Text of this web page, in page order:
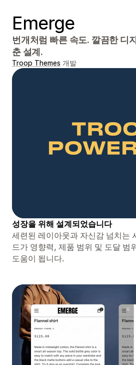
Emerge
번개처럼 빠른 속도. 깔끔한 디
춘 설계.
Troop Themes 개발
성장을 위해 설계되었습니다
세련된 레이아웃과 자신감 넘치는
드가 영향력, 제품 범위 및 도달 범
도움이 됩니다.